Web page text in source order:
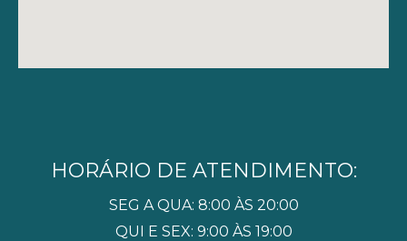
HORÁRIO DE ATENDIMENTO:
SEG A QUA: 8:00 ÀS 20:00
QUI E SEX: 9:00 ÀS 19:00